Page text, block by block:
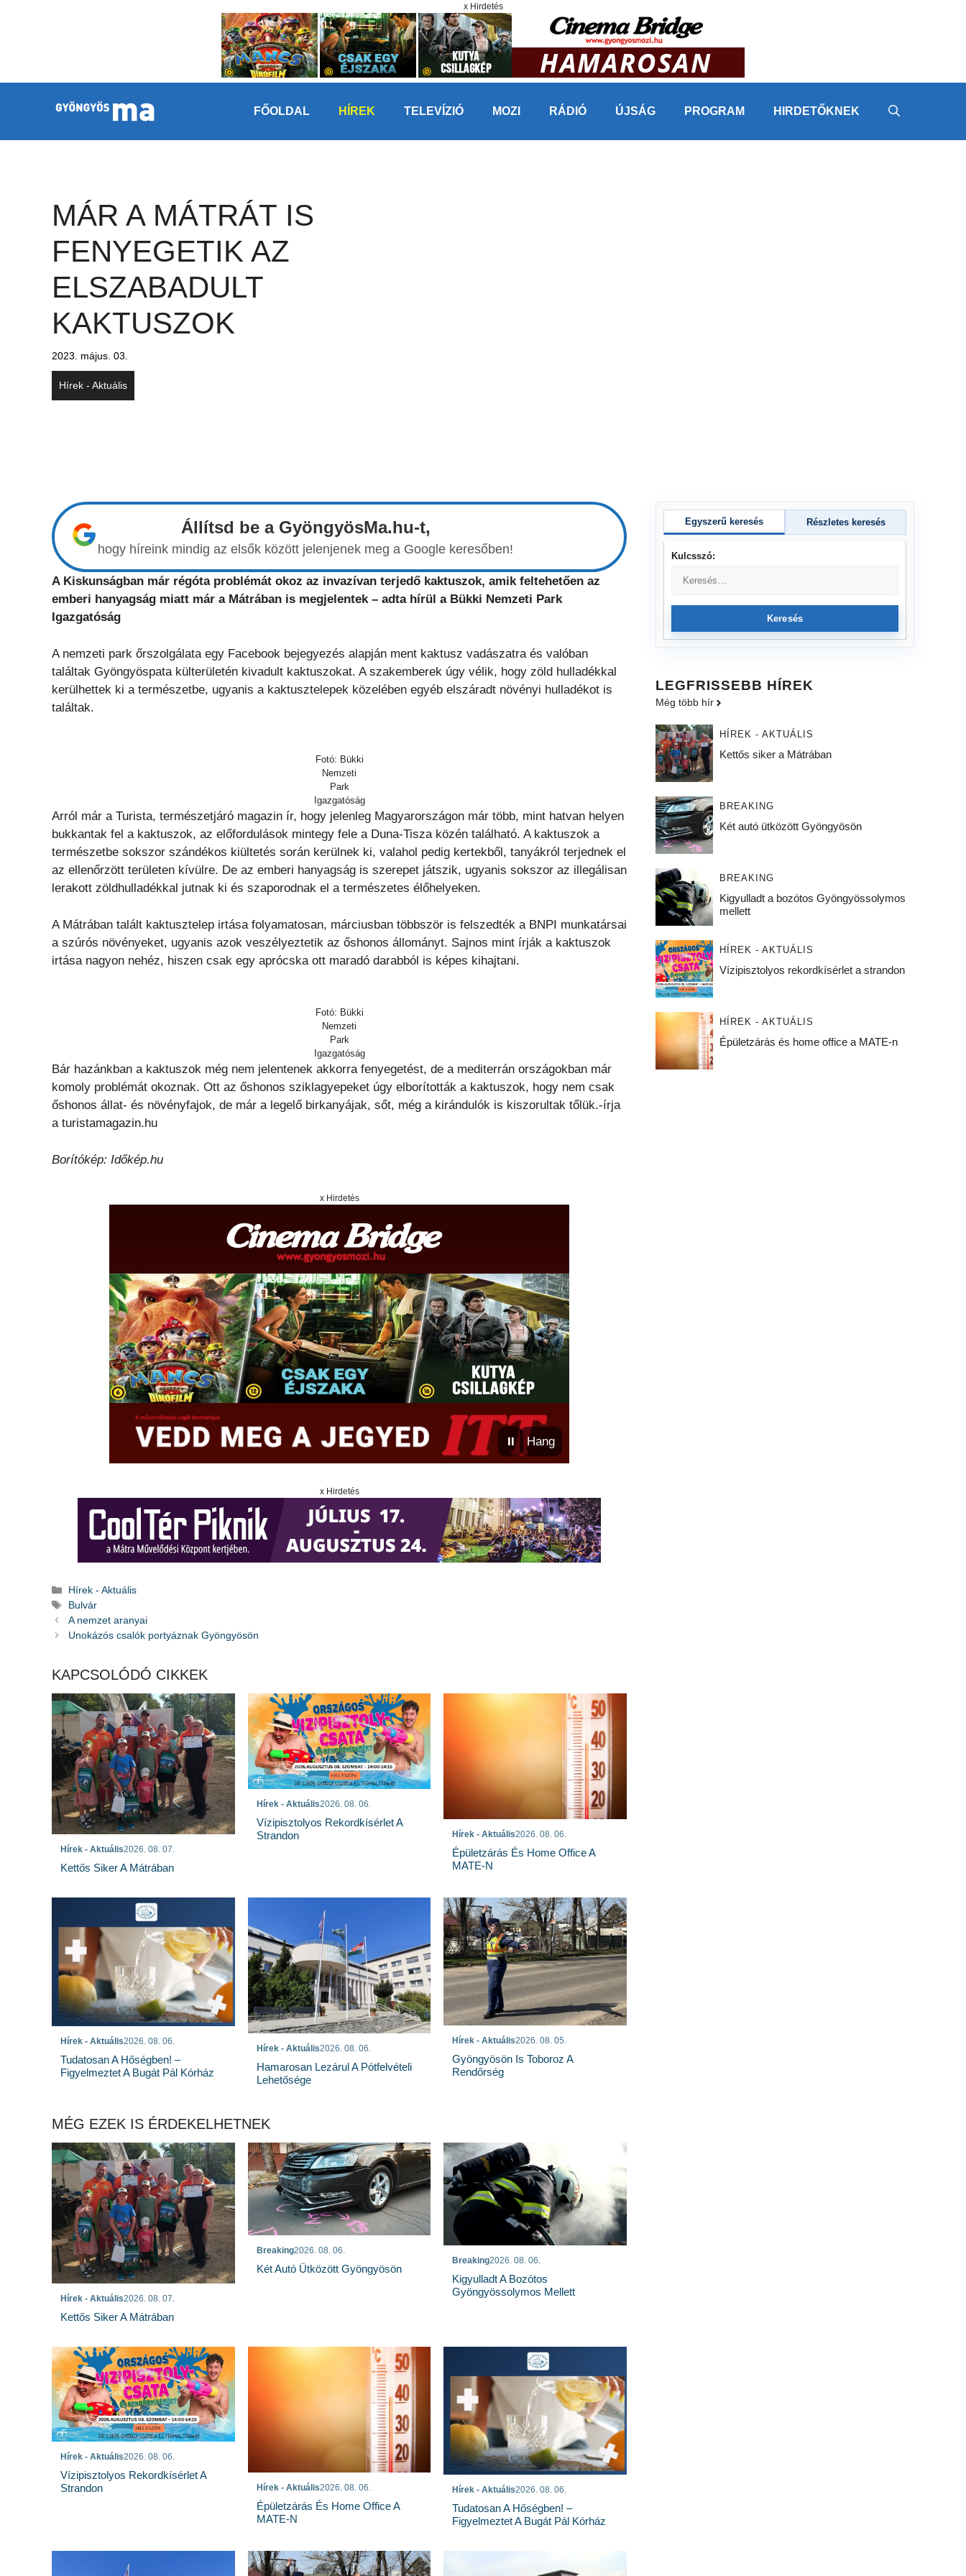
x Hirdetés
FŐOLDAL HÍREK TELEVÍZIÓ MOZI RÁDIÓ ÚJSÁG PROGRAM HIRDETŐKNEK
MÁR A MÁTRÁT IS
FENYEGETIK AZ
ELSZABADULT
KAKTUSZOK
2023. május. 03.
Hírek - Aktuális
Állítsd be a GyöngyösMa.hu-t,
hogy híreink mindig az elsők között jelenjenek meg a Google keresőben!
A Kiskunságban már régóta problémát okoz az invazívan terjedő kaktuszok, amik feltehetően az
emberi hanyagság miatt már a Mátrában is megjelentek – adta hírül a Bükki Nemzeti Park
Igazgatóság
A nemzeti park őrszolgálata egy Facebook bejegyezés alapján ment kaktusz vadászatra és valóban
találtak Gyöngyöspata külterületén kivadult kaktuszokat. A szakemberek úgy vélik, hogy zöld hulladékkal
kerülhettek ki a természetbe, ugyanis a kaktusztelepek közelében egyéb elszáradt növényi hulladékot is
találtak.
Fotó: Bükki
Nemzeti
Park
Igazgatóság
Arról már a Turista, természetjáró magazin ír, hogy jelenleg Magyarországon már több, mint hatvan helyen
bukkantak fel a kaktuszok, az előfordulások mintegy fele a Duna-Tisza közén található. A kaktuszok a
természetbe sokszor szándékos kiültetés során kerülnek ki, valahol pedig kertekből, tanyákról terjednek el
az ellenőrzött területen kívülre. De az emberi hanyagság is szerepet játszik, ugyanis sokszor az illegálisan
lerakott zöldhulladékkal jutnak ki és szaporodnak el a természetes élőhelyeken.
A Mátrában talált kaktusztelep irtása folyamatosan, márciusban többször is felszedték a BNPI munkatársai
a szúrós növényeket, ugyanis azok veszélyeztetik az őshonos állományt. Sajnos mint írják a kaktuszok
irtása nagyon nehéz, hiszen csak egy aprócska ott maradó darabból is képes kihajtani.
Fotó: Bükki
Nemzeti
Park
Igazgatóság
Bár hazánkban a kaktuszok még nem jelentenek akkorra fenyegetést, de a mediterrán országokban már
komoly problémát okoznak. Ott az őshonos sziklagyepeket úgy elborították a kaktuszok, hogy nem csak
őshonos állat- és növényfajok, de már a legelő birkanyájak, sőt, még a kirándulók is kiszorultak tőlük.-írja
a turistamagazin.hu
Borítókép: Időkép.hu
x Hirdetés
⏸ Hang
x Hirdetés
Kategória
Hírek - Aktuális
Címkék
Bulvár
A nemzet aranyai
Unokázós csalók portyáznak Gyöngyösön
KAPCSOLÓDÓ CIKKEK
Hírek - Aktuális2026. 08. 07.
Kettős Siker A Mátrában
Hírek - Aktuális2026. 08. 06.
Vízipisztolyos Rekordkísérlet A
Strandon
Hírek - Aktuális2026. 08. 06.
Épületzárás És Home Office A
MATE-N
Hírek - Aktuális2026. 08. 06.
Tudatosan A Hőségben! –
Figyelmeztet A Bugát Pál Kórház
Hírek - Aktuális2026. 08. 06.
Hamarosan Lezárul A Pótfelvételi
Lehetősége
Hírek - Aktuális2026. 08. 05.
Gyöngyösön Is Toboroz A
Rendőrség
MÉG EZEK IS ÉRDEKELHETNEK
Hírek - Aktuális2026. 08. 07.
Kettős Siker A Mátrában
Breaking2026. 08. 06.
Két Autó Ütközött Gyöngyösön
Breaking2026. 08. 06.
Kigyulladt A Bozótos
Gyöngyössolymos Mellett
Hírek - Aktuális2026. 08. 06.
Vízipisztolyos Rekordkísérlet A
Strandon
Hírek - Aktuális2026. 08. 06.
Épületzárás És Home Office A
MATE-N
Hírek - Aktuális2026. 08. 06.
Tudatosan A Hőségben! –
Figyelmeztet A Bugát Pál Kórház
Egyszerű keresés Részletes keresés
Kulcsszó:
Keresés
LEGFRISSEBB HÍREK
Még több hír
HÍREK - AKTUÁLIS
Kettős siker a Mátrában
BREAKING
Két autó ütközött Gyöngyösön
BREAKING
Kigyulladt a bozótos Gyöngyössolymos
mellett
HÍREK - AKTUÁLIS
Vízipisztolyos rekordkísérlet a strandon
HÍREK - AKTUÁLIS
Épületzárás és home office a MATE-n